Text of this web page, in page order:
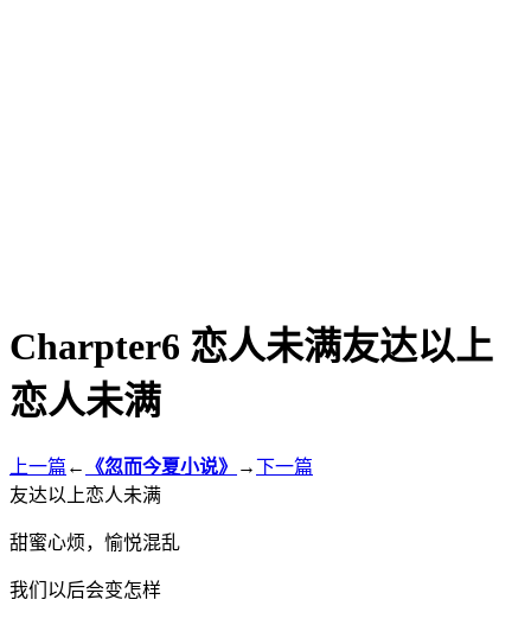
Charpter6 恋人未满友达以上
恋人未满
上一篇 ← 《忽而今夏小说》 →下一篇
友达以上恋人未满
甜蜜心烦，愉悦混乱
我们以后会变怎样